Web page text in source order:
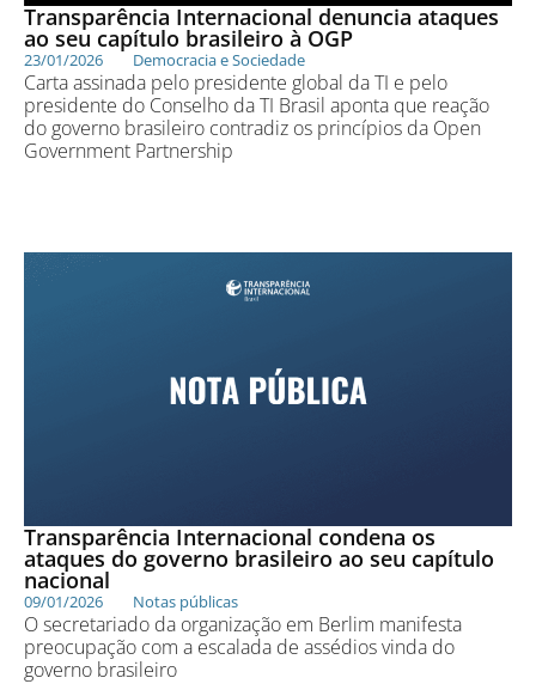
Transparência Internacional denuncia ataques
ao seu capítulo brasileiro à OGP
23/01/2026 Democracia e Sociedade
Carta assinada pelo presidente global da TI e pelo
presidente do Conselho da TI Brasil aponta que reação
do governo brasileiro contradiz os princípios da Open
Government Partnership
Transparência Internacional condena os
ataques do governo brasileiro ao seu capítulo
nacional
09/01/2026 Notas públicas
O secretariado da organização em Berlim manifesta
preocupação com a escalada de assédios vinda do
governo brasileiro